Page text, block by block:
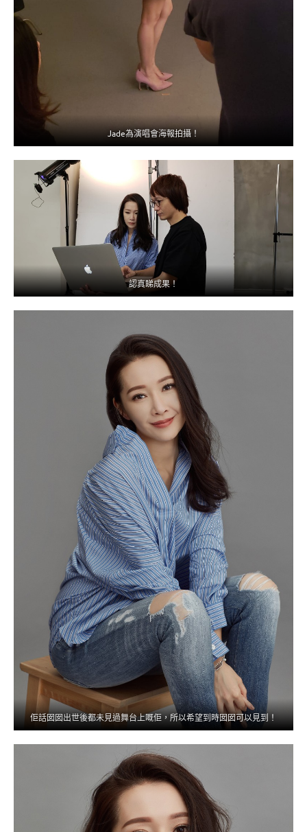
Jade為演唱會海報拍攝！
認真睇成果！
佢話囡囡出世後都未見過舞台上嘅佢，所以希望到時囡囡可以見到！